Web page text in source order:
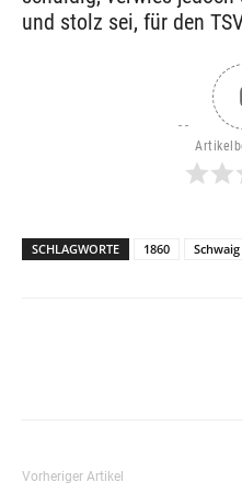
und stolz sei, für den
SCHLAGWORTE 1860 Schwaig
Vorheriger Artikel